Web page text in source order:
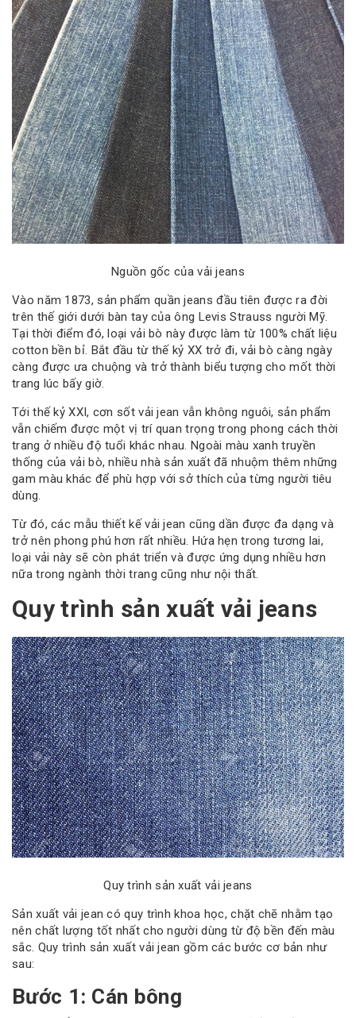
Nguồn gốc của vải jeans
Vào năm 1873, sản phẩm quần jeans đầu tiên được ra đời
trên thế giới dưới bàn tay của ông Levis Strauss người Mỹ.
Tại thời điểm đó, loại vải bò này được làm từ 100% chất liệu
cotton bền bỉ. Bắt đầu từ thế kỷ XX trở đi, vải bò càng ngày
càng được ưa chuộng và trở thành biểu tượng cho mốt thời
trang lúc bấy giờ.
Tới thế kỷ XXI, cơn sốt vải jean vẫn không nguôi, sản phẩm
vẫn chiếm được một vị trí quan trọng trong phong cách thời
trang ở nhiều độ tuổi khác nhau. Ngoài màu xanh truyền
thống của vải bò, nhiều nhà sản xuất đã nhuộm thêm những
gam màu khác để phù hợp với sở thích của từng người tiêu
dùng.
Từ đó, các mẫu thiết kế vải jean cũng dần được đa dạng và
trở nên phong phú hơn rất nhiều. Hứa hẹn trong tương lai,
loại vải này sẽ còn phát triển và được ứng dụng nhiều hơn
nữa trong ngành thời trang cũng như nội thất.
Quy trình sản xuất vải jeans
Quy trình sản xuất vải jeans
Sản xuất vải jean có quy trình khoa học, chặt chẽ nhằm tạo
nên chất lượng tốt nhất cho người dùng từ độ bền đến màu
sắc. Quy trình sản xuất vải jean gồm các bước cơ bản như
sau:
Bước 1: Cán bông